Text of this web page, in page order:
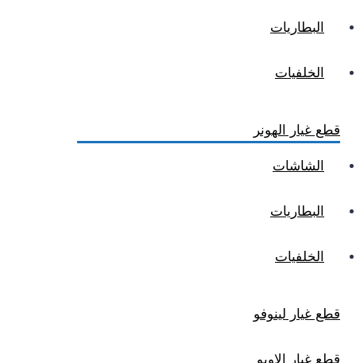
البطاريات
الخلفيات
قطع غيار الهونر
الشاشات
البطاريات
الخلفيات
قطع غيار لينوفو
قطع غيار الاوبو